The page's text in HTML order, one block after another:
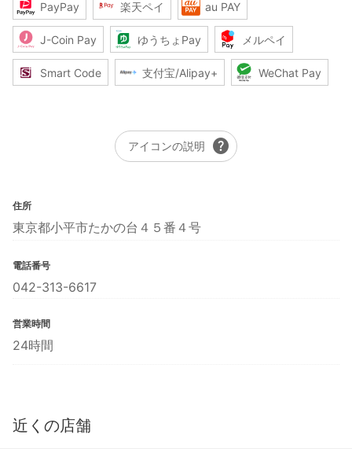
PayPay 楽天ペイ au PAY
J-Coin Pay ゆうちょPay メルペイ
Smart Code 支付宝/Alipay+ WeChat Pay
アイコンの説明 help
住所
東京都小平市たかの台４５番４号
電話番号
042-313-6617
営業時間
24時間
近くの店舗